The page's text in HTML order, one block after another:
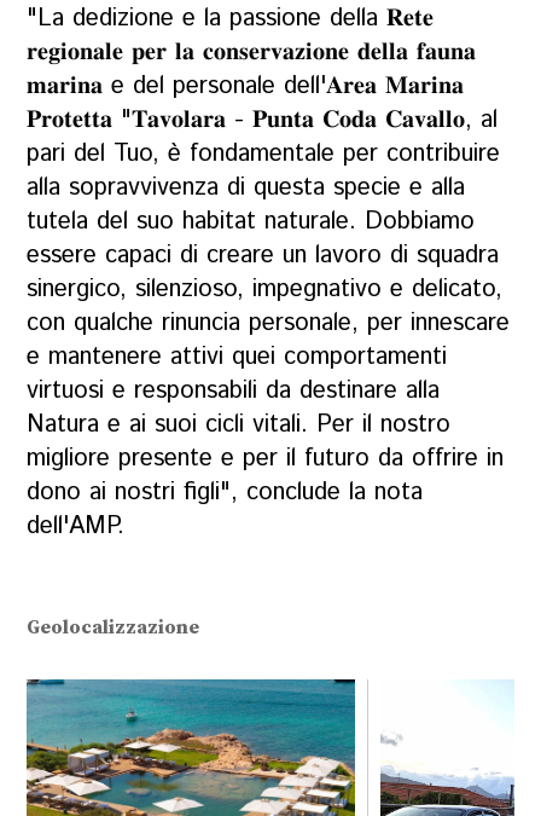
"La dedizione e la passione della 𝐑𝐞𝐭𝐞
𝐫𝐞𝐠𝐢𝐨𝐧𝐚𝐥𝐞 𝐩𝐞𝐫 𝐥𝐚 𝐜𝐨𝐧𝐬𝐞𝐫𝐯𝐚𝐳𝐢𝐨𝐧𝐞 𝐝𝐞𝐥𝐥𝐚 𝐟𝐚𝐮𝐧𝐚
𝐦𝐚𝐫𝐢𝐧𝐚 e del personale dell'𝐀𝐫𝐞𝐚 𝐌𝐚𝐫𝐢𝐧𝐚
𝐏𝐫𝐨𝐭𝐞𝐭𝐭𝐚 "𝐓𝐚𝐯𝐨𝐥𝐚𝐫𝐚 - 𝐏𝐮𝐧𝐭𝐚 𝐂𝐨𝐝𝐚 𝐂𝐚𝐯𝐚𝐥𝐥𝐨, al
pari del Tuo, è fondamentale per contribuire
alla sopravvivenza di questa specie e alla
tutela del suo habitat naturale. Dobbiamo
essere capaci di creare un lavoro di squadra
sinergico, silenzioso, impegnativo e delicato,
con qualche rinuncia personale, per innescare
e mantenere attivi quei comportamenti
virtuosi e responsabili da destinare alla
Natura e ai suoi cicli vitali. Per il nostro
migliore presente e per il futuro da offrire in
dono ai nostri figli", conclude la nota
dell'AMP.
Geolocalizzazione